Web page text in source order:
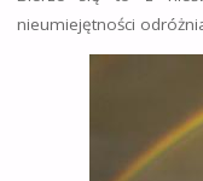
nieumiejętności